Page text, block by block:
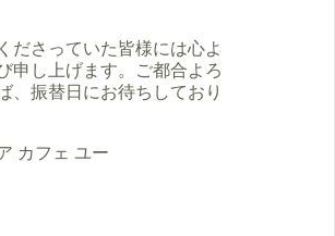
ださっていた皆様には心よ
申し上げます。ご都合よろ
、振替日にお待ちしており
カフェ ユー